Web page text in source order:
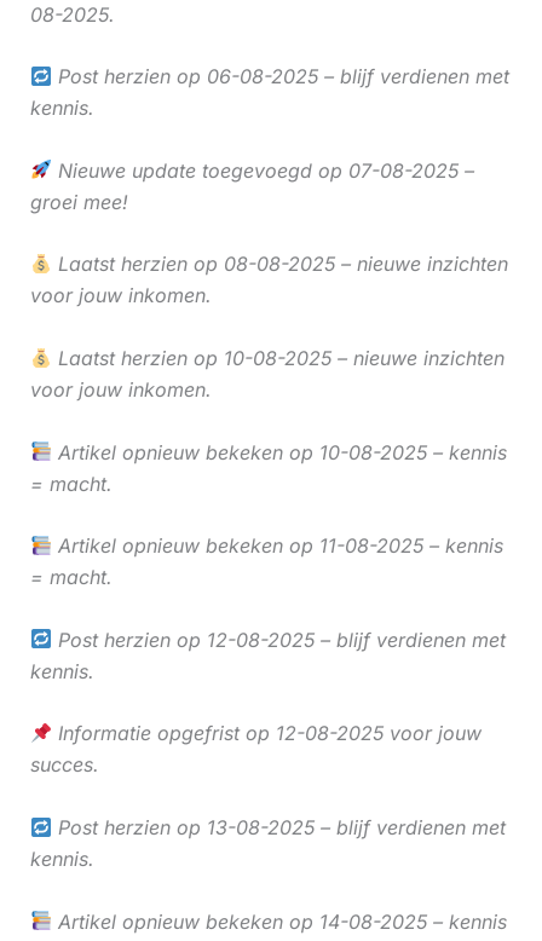
08-2025.
Post herzien op 06-08-2025 – blijf verdienen met
kennis.
Nieuwe update toegevoegd op 07-08-2025 –
groei mee!
Laatst herzien op 08-08-2025 – nieuwe inzichten
voor jouw inkomen.
Laatst herzien op 10-08-2025 – nieuwe inzichten
voor jouw inkomen.
Artikel opnieuw bekeken op 10-08-2025 – kennis
= macht.
Artikel opnieuw bekeken op 11-08-2025 – kennis
= macht.
Post herzien op 12-08-2025 – blijf verdienen met
kennis.
Informatie opgefrist op 12-08-2025 voor jouw
succes.
Post herzien op 13-08-2025 – blijf verdienen met
kennis.
Artikel opnieuw bekeken op 14-08-2025 – kennis